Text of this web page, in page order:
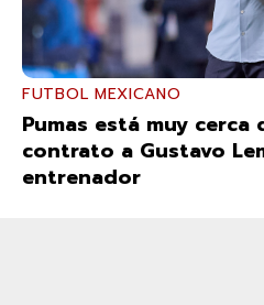
FUTBOL MEXICANO
Pumas está muy cerca
contrato a Gustavo
entrenador